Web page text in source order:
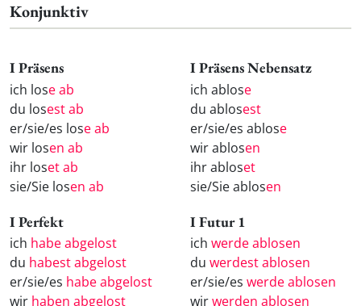
Konjunktiv
I Präsens
ich lose ab
du losest ab
er/sie/es lose ab
wir losen ab
ihr loset ab
sie/Sie losen ab
I Präsens Nebensatz
ich ablose
du ablosest
er/sie/es ablose
wir ablosen
ihr abloset
sie/Sie ablosen
I Perfekt
ich habe abgelost
du habest abgelost
er/sie/es habe abgelost
wir haben abgelost
I Futur 1
ich werde ablosen
du werdest ablosen
er/sie/es werde ablosen
wirwerden ablosen